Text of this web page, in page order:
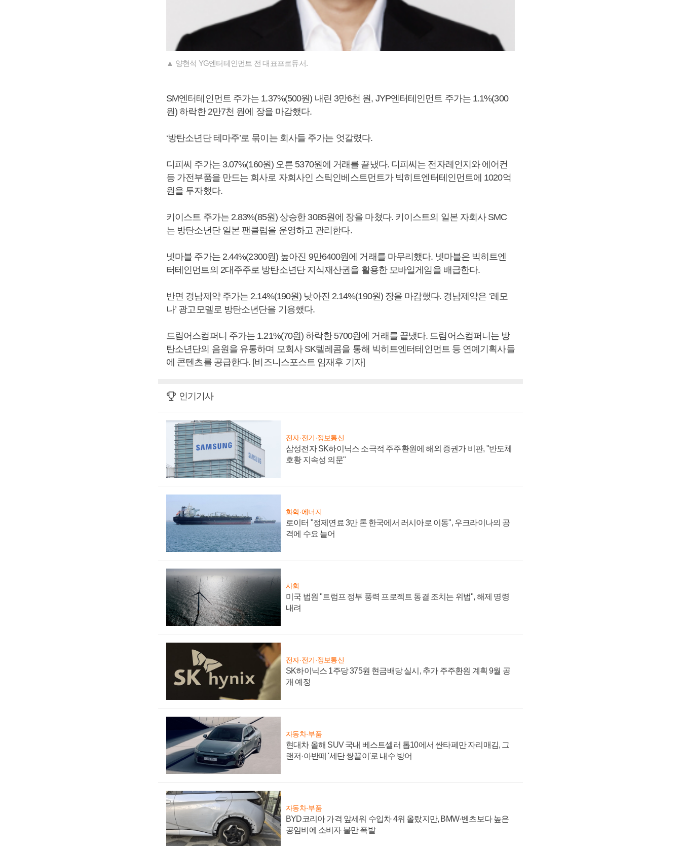
▲ 양현석 YG엔터테인먼트 전 대표프로듀서.
SM엔터테인먼트 주가는 1.37%(500원) 내린 3만6천 원, JYP엔터테인먼트 주가는 1.1%(300
원) 하락한 2만7천 원에 장을 마감했다.
‘방탄소년단 테마주’로 묶이는 회사들 주가는 엇갈렸다.
디피씨 주가는 3.07%(160원) 오른 5370원에 거래를 끝냈다. 디피씨는 전자레인지와 에어컨
등 가전부품을 만드는 회사로 자회사인 스틱인베스트먼트가 빅히트엔터테인먼트에 1020억
원을 투자했다.
키이스트 주가는 2.83%(85원) 상승한 3085원에 장을 마쳤다. 키이스트의 일본 자회사 SMC
는 방탄소년단 일본 팬클럽을 운영하고 관리한다.
넷마블 주가는 2.44%(2300원) 높아진 9만6400원에 거래를 마무리했다. 넷마블은 빅히트엔
터테인먼트의 2대주주로 방탄소년단 지식재산권을 활용한 모바일게임을 배급한다.
반면 경남제약 주가는 2.14%(190원) 낮아진 2.14%(190원) 장을 마감했다. 경남제약은 ‘레모
나’ 광고모델로 방탄소년단을 기용했다.
드림어스컴퍼니 주가는 1.21%(70원) 하락한 5700원에 거래를 끝냈다. 드림어스컴퍼니는 방
탄소년단의 음원을 유통하며 모회사 SK텔레콤을 통해 빅히트엔터테인먼트 등 연예기획사들
에 콘텐츠를 공급한다. [비즈니스포스트 임재후 기자]
인기기사
전자·전기·정보통신
삼성전자 SK하이닉스 소극적 주주환원에 해외 증권가 비판, "반도체
호황 지속성 의문"
화학·에너지
로이터 "정제연료 3만 톤 한국에서 러시아로 이동", 우크라이나의 공
격에 수요 늘어
사회
미국 법원 "트럼프 정부 풍력 프로젝트 동결 조치는 위법", 해제 명령
내려
전자·전기·정보통신
SK하이닉스 1주당 375원 현금배당 실시, 추가 주주환원 계획 9월 공
개 예정
자동차·부품
현대차 올해 SUV 국내 베스트셀러 톱10에서 싼타페만 자리매김, 그
랜저·아반떼 '세단 쌍끌이'로 내수 방어
자동차·부품
BYD코리아 가격 앞세워 수입차 4위 올랐지만, BMW·벤츠보다 높은
공임비에 소비자 불만 폭발